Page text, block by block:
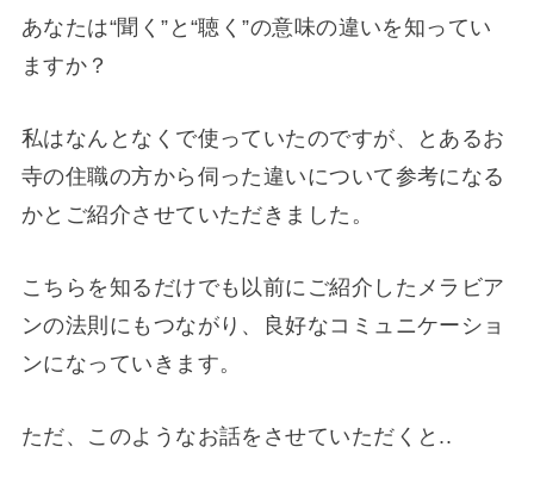
あなたは“聞く”と“聴く”の意味の違いを知ってい
ますか？
私はなんとなくで使っていたのですが、とあるお
寺の住職の方から伺った違いについて参考になる
かとご紹介させていただきました。
こちらを知るだけでも以前にご紹介したメラビア
ンの法則にもつながり、良好なコミュニケーショ
ンになっていきます。
ただ、このようなお話をさせていただくと..